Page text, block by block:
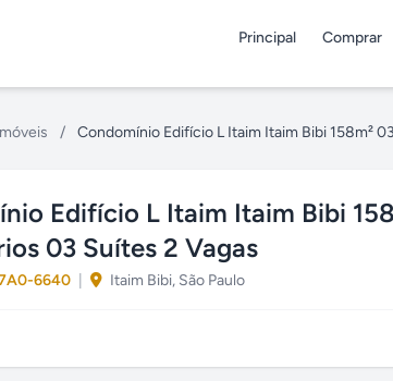
Principal Comprar
/ Condomínio Edifício L Itaim Itaim Bibi 158m²
Edifício L Itaim Itaim Bibi
03 Suítes 2 Vagas
6640 Itaim Bibi, São Paulo